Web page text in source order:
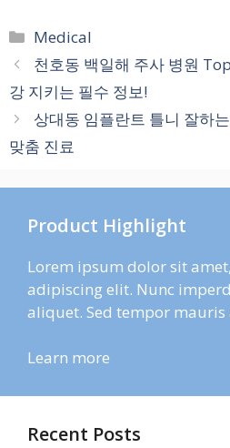
카
테
고
리
Medical
천호동 백일해 주사 병원
강 지키는 필수 정보!
상대동 임플란트 틀니 잘하
맞춤 진료
Product Highlight
Lorem ipsum dolor sit
adipiscing elit. Nunc
aliquet. Sed tempor
Learn more
Recent Posts